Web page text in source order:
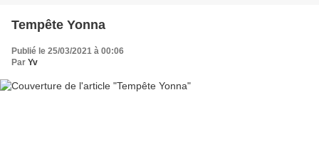
Tempête Yonna
Publié le 25/03/2021 à 00:06
Par Yv